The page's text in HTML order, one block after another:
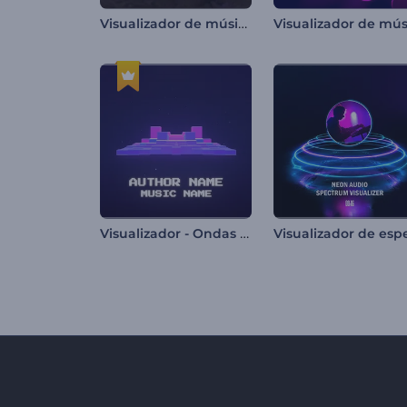
Visualizador de música de la superficie de Marte
Visualizador - Ondas Pixeladas